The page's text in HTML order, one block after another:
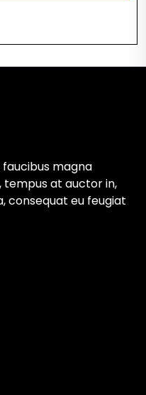
faucibus magna
at auctor in,
consequat eu feugiat